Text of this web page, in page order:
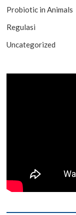
Probiotic in Animals
Regulasi
Uncategorized